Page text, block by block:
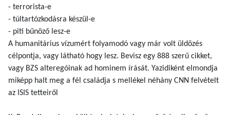
- terrorista-e
- túltartózkodásra készül-e
- piti bűnöző lesz-e
A humanitárius vízumért folyamodó vagy már volt üldözés
célpontja, vagy látható hogy lesz. Bevisz egy 888 szerű cikket,
vagy BZS alteregóinak ad hominem írását. Yazidiként elmondja
miképp halt meg a fél családja s mellékel néhány CNN felvételt
az ISIS tetteiről